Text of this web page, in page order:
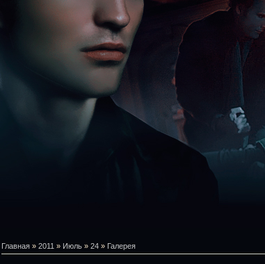
Главная » 2011 » Июль » 24 » Галерея